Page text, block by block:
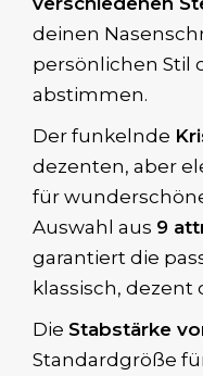
deinen
persönlichen Stil
abstimmen.
Der funkelnde
dezenten, aber
für
Auswahl aus 9
garantiert die
klassisch, dezent
Die Stabstärke
Standardgröße